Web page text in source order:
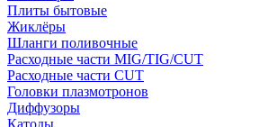
Плиты бытовые
Жиклёры
Шланги поливочные
Расходные части MIG/TIG/CUT
Расходные части CUT
Головки плазмотронов
Диффузоры
Катоды